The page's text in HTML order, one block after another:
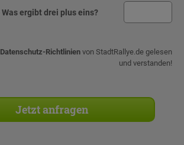
Was ergibt drei plus eins?
Datenschutz-Richtlinien von StadtRallye.de gelesen
und verstanden!